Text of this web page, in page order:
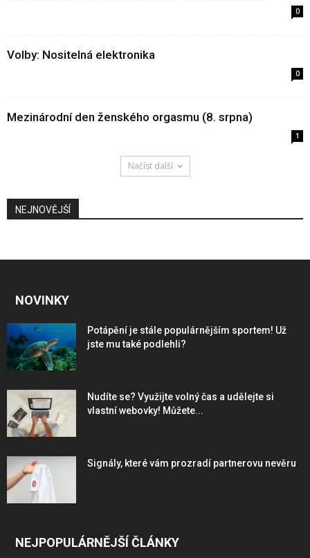
0
Volby: Nositelná elektronika
0
Mezinárodní den ženského orgasmu (8. srpna)
1
Načíst další
NEJNOVĚJŠÍ
NOVINKY
Potápění je stále populárnějším sportem! Už
jste mu také podlehli?
Nudíte se? Využijte volný čas a udělejte si
vlastní webovky! Můžete...
Signály, které vám prozradí partnerovu nevěru
NEJPOPULÁRNĚJŠÍ ČLÁNKY